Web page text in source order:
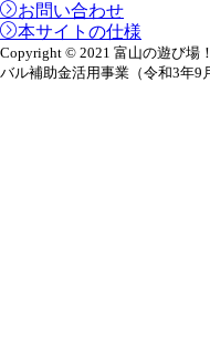
お問い合わせ
本サイトの仕様
Copyright © 2021 富山の遊び場
バル補助金活用事業（令和3年9